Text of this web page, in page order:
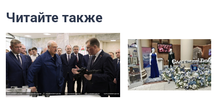
Читайте также